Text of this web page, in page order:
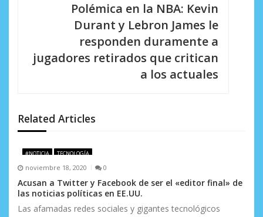
e
e
n
t
r
Polémica en la NBA: Kevin
Durant y Lebron James le
responden duramente a
jugadores retirados que critican
a los actuales
Related Articles
#NOTICIA TECNOLOGÍA
noviembre 18, 2020 0
Acusan a Twitter y Facebook de ser el «editor final» de
las noticias políticas en EE.UU.
Las afamadas redes sociales y gigantes tecnológicos